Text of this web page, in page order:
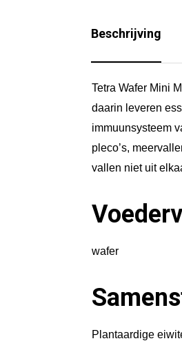
Beschrijving
Tetra Wafer Mini
daarin leveren
immuunsysteem
pleco’s,
vallen niet uit
wafer
Plantaardige